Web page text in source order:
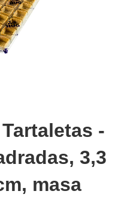
-
3,3
masa